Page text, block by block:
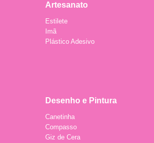
Artesanato
Estilete
Imã
Plástico Adesivo
Desenho e Pintura
Canetinha
Compasso
Giz de Cera